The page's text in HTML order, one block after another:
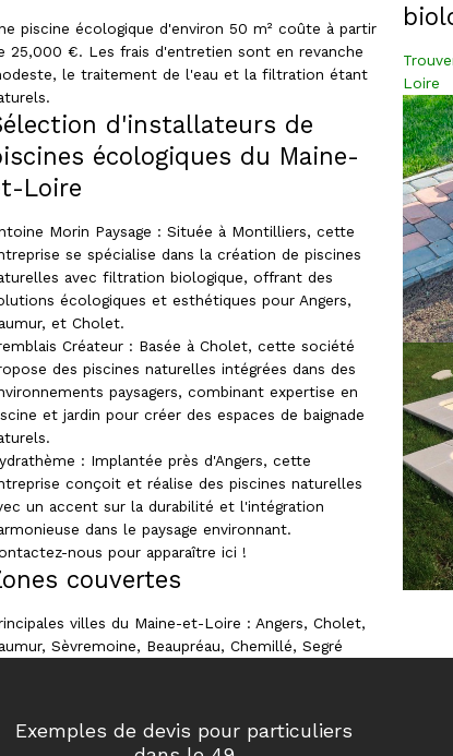
piscine écologique d'environ 50 m² coûte à partir
25,000 €. Les frais d'entretien sont en revanche
le traitement de l'eau et la filtration étant
d'installateurs de
écologiques du Maine-
Loire
Morin Paysage : Située à Montilliers, cette
se spécialise dans la création de piscines
avec filtration biologique, offrant des
écologiques et esthétiques pour Angers,
et Cholet.
Créateur : Basée à Cholet, cette société
des piscines naturelles intégrées dans des
paysagers, combinant expertise en
et jardin pour créer des espaces de baignade
: Implantée près d'Angers, cette
conçoit et réalise des piscines naturelles
un accent sur la durabilité et l'intégration
dans le paysage environnant.
nous pour apparaître ici !
couvertes
villes du Maine-et-Loire : Angers, Cholet,
Sèvremoine, Beaupréau, Chemillé, Segré
Loire
Exemples de devis pour particuliers